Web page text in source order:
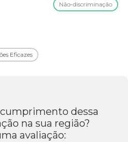
Não-discriminação
Eficazes
dessa
na sua região?
avaliação: